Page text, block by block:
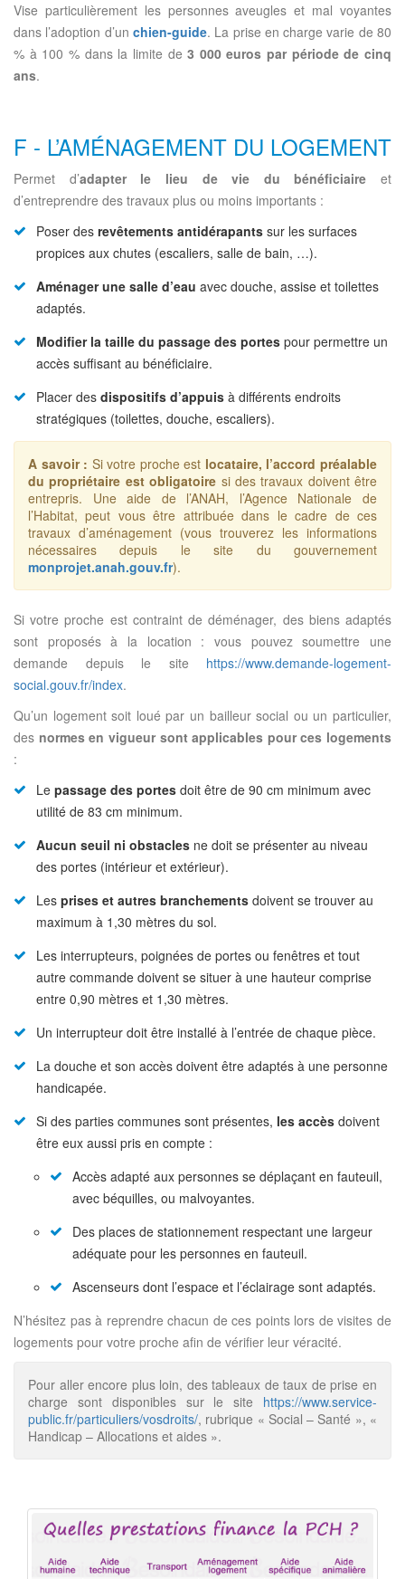
Vise particulièrement les personnes aveugles et mal voyantes
dans l’adoption d’un chien-guide. La prise en charge varie de 80
% à 100 % dans la limite de3 000 euros par période de cinq
ans.
F - L’AMÉNAGEMENT DU LOGEMENT
Permet d’adapter le lieu de vie du bénéficiaire et
d’entreprendre des travaux plus ou moins importants :
Poser des revêtements antidérapants sur les surfaces
propices aux chutes (escaliers, salle de bain, …).
Aménager une salle d’eau avec douche, assise et toilettes
adaptés.
Modifier la taille du passage des portes pour permettre un
accès suffisant au bénéficiaire.
Placer des dispositifs d’appuis à différents endroits
stratégiques (toilettes, douche, escaliers).
A savoir : Si votre proche est locataire, l’accord préalable
du propriétaire est obligatoire si des travaux doivent être
entrepris. Une aide de l’ANAH, l’Agence Nationale de
l’Habitat, peut vous être attribuée dans le cadre de ces
travaux d’aménagement (vous trouverez les informations
nécessaires depuis le site du gouvernement
monprojet.anah.gouv.fr).
Si votre proche est contraint de déménager, des biens adaptés
sont proposés à la location : vous pouvez soumettre une
demande depuis le site https://www.demande-logement-
social.gouv.fr/index.
Qu’un logement soit loué par un bailleur social ou un particulier,
des normes en vigueur sont applicables pour ces logements
:
Le passage des portes doit être de 90 cm minimum avec
utilité de 83 cm minimum.
Aucun seuil ni obstacles ne doit se présenter au niveau
des portes (intérieur et extérieur).
Les prises et autres branchements doivent se trouver au
maximum à 1,30 mètres du sol.
Les interrupteurs, poignées de portes ou fenêtres et tout
autre commande doivent se situer à une hauteur comprise
entre 0,90 mètres et 1,30 mètres.
Un interrupteur doit être installé à l’entrée de chaque pièce.
La douche et son accès doivent être adaptés à une personne
handicapée.
Si des parties communes sont présentes, les accès doivent
être eux aussi pris en compte :
Accès adapté aux personnes se déplaçant en fauteuil,
avec béquilles, ou malvoyantes.
Des places de stationnement respectant une largeur
adéquate pour les personnes en fauteuil.
Ascenseurs dont l’espace et l’éclairage sont adaptés.
N’hésitez pas à reprendre chacun de ces points lors de visites de
logements pour votre proche afin de vérifier leur véracité.
Pour aller encore plus loin, des tableaux de taux de prise en
charge sont disponibles sur le site https://www.service-
public.fr/particuliers/vosdroits/, rubrique « Social – Santé », «
Handicap – Allocations et aides ».